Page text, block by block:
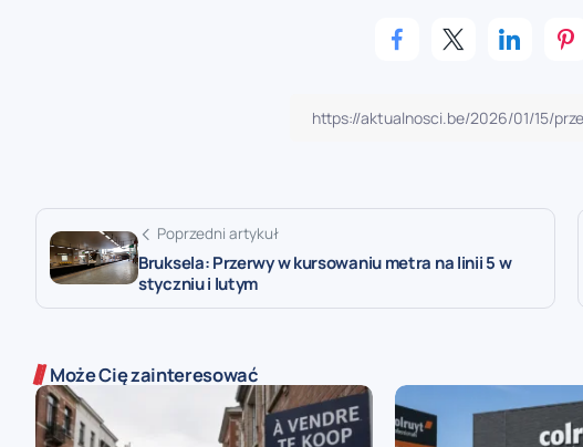
Poprzedni artykuł
Bruksela: Przerwy w kursowaniu metra na linii 5 w
styczniu i lutym
Może Cię zainteresować